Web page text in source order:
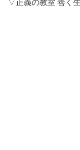
▽正義の教室 善く